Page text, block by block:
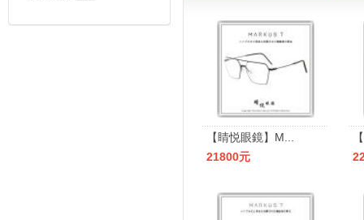
【睛悦眼鏡】M...
21800元